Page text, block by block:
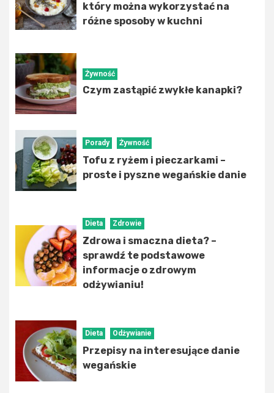
który można wykorzystać na
różne sposoby w kuchni
Żywność
Czym zastąpić zwykłe kanapki?
Porady Żywność
Tofu z ryżem i pieczarkami –
proste i pyszne wegańskie danie
Dieta Zdrowie
Zdrowa i smaczna dieta? –
sprawdź te podstawowe
informacje o zdrowym
odżywianiu!
Dieta Odżywianie
Przepisy na interesujące danie
wegańskie